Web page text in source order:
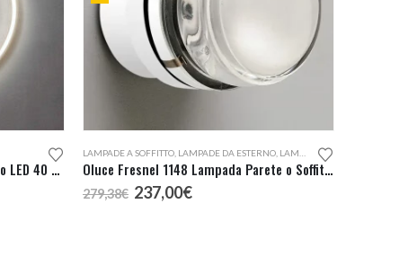
Redo Group Orbit Parete o Soffitto LED 40 Diretta
Questo prodotto ha più varianti. Le opzioni possono essere scelte nella pagina del prodotto
LAMPADE A SOFFITTO LAMPADE DA ESTERNO LAMPADE DA PARETE
Oluce Fresnel 1148 Lampada Parete o Soffitto Outdoor
279,38€ Il
prezzo
237,00€Il